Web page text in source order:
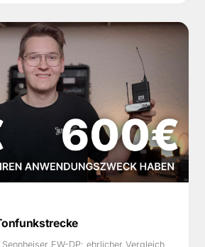
EW-DP: ehrlicher Vergleich